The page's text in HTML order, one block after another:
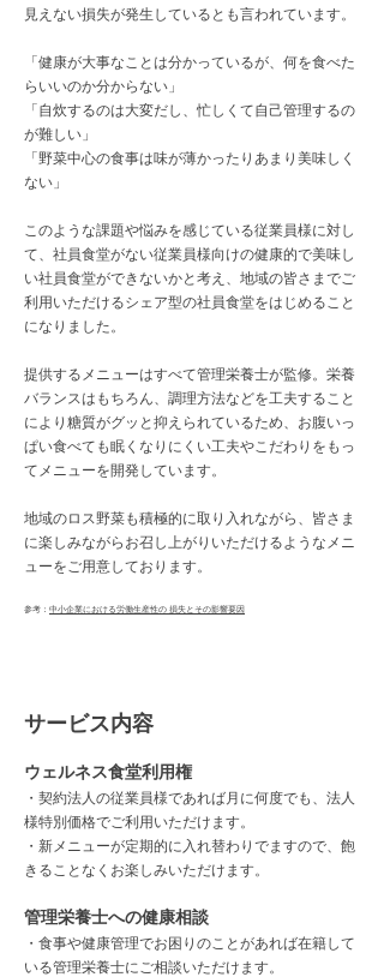
見えない損失が発生しているとも言われています。
「健康が大事なことは分かっているが、何を食べた
らいいのか分からない」
「自炊するのは大変だし、忙しくて自己管理するの
が難しい」
「野菜中心の食事は味が薄かったりあまり美味しく
ない」
このような課題や悩みを感じている従業員様に対し
て、社員食堂がない従業員様向けの健康的で美味し
い社員食堂ができないかと考え、地域の皆さまでご
利用いただけるシェア型の社員食堂をはじめること
になりました。
​提供するメニューはすべて管理栄養士が監修。栄養
バランスはもちろん、調理方法などを工夫すること
により糖質がグッと抑えられているため、お腹いっ
ぱい食べても眠くなりにくい工夫やこだわりをもっ
てメニューを開発しています。
地域のロス野菜も積極的に取り入れながら、皆さま
に楽しみながらお召し上がりいただけるようなメニ
ューをご用意しております。
​参考： 中小企業における労働生産性の 損失とその影響要因
​サービス内容
ウェルネス食堂利用権
・契約法人の従業員様であれば月に何度でも、法人
様特別価格でご利用いただけます。
・新メニューが定期的に入れ替わりでますので、飽
きることなくお楽しみいただけます。
管理栄養士への健康相談
・食事や健康管理でお困りのことがあれば在籍して
いる管理栄養士にご相談いただけます。